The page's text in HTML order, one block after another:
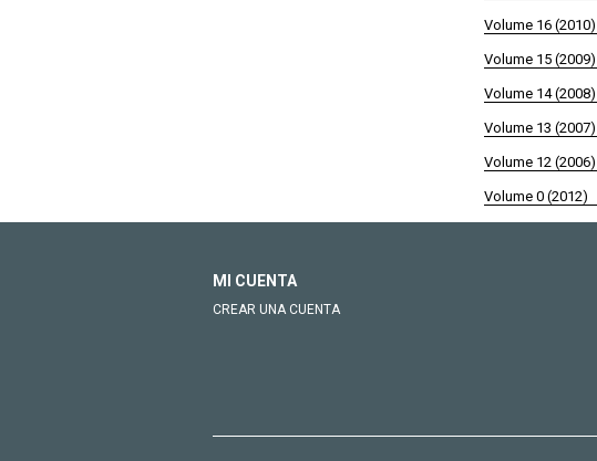
Volume 16 (2010)
Volume 15 (2009)
Volume 14 (2008)
Volume 13 (2007)
Volume 12 (2006)
Volume 0 (2012)
MI CUENTA
CREAR UNA CUENTA